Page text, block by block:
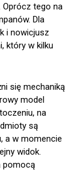
Oprócz tego na
Dla
i nowicjusz
który w kilku
się mechaniką
model
na
są
a w momencie
widok.
pomocą